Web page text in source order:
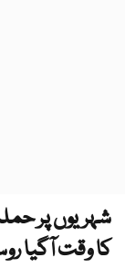
شہریوں پر
کا وقت آگیا